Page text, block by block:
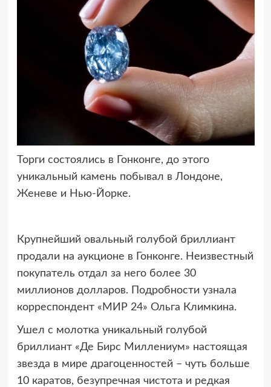
Торги состоялись в Гонконге, до этого
уникальный камень побывал в Лондоне,
Женеве и Нью-Йорке.
Крупнейший овальный голубой бриллиант
продали на аукционе в Гонконге. Неизвестный
покупатель отдал за него более 30
миллионов долларов. Подробности узнала
корреспондент «МИР 24» Ольга Климкина.
Ушел с молотка уникальный голубой
бриллиант «Де Бирс Миллениум» настоящая
звезда в мире драгоценностей – чуть больше
10 каратов, безупречная чистота и редкая